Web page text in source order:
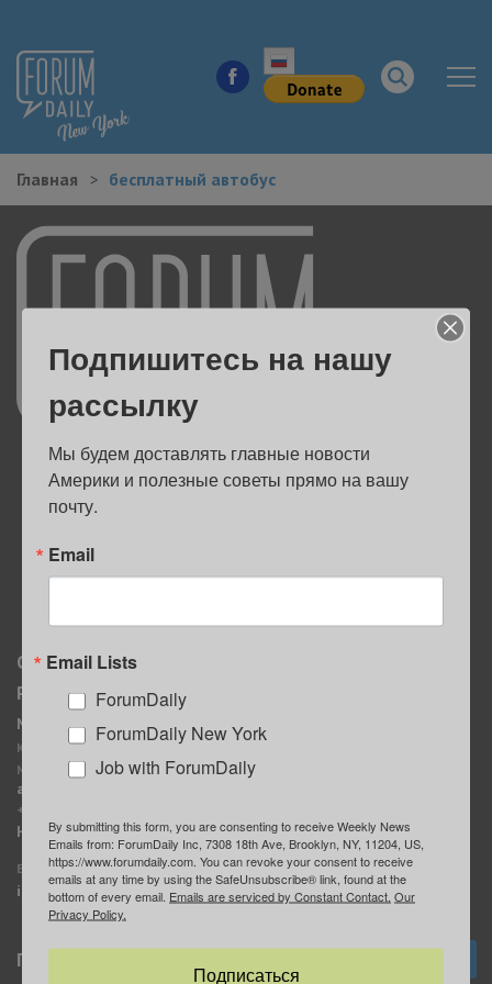
КУДА ПОЙТИ В ГОРОДЕ
ЗДОРОВЬЕ
РАБОТА И БИЗНЕС
ЖИЛЬЕ
ОБРАЗОВАНИЕ
Главная бесплатный автобус
О нас
Реклама
MediaKit
Контактное лицо:
Марина Баранчук
ad@forumdaily.com
+1 347-604-1261
Наши рекламодатели
E-mail редакции:
info@forumdaily.com
Группа “ИЩУ СОВЕТА”
ForumDaily
Подписка
Подпишитесь на нашу
рассылку
Мы будем доставлять главные новости
Америки и полезные советы прямо на вашу
почту.
Email
Email Lists
ForumDaily
ForumDaily New York
Job with ForumDaily
By submitting this form, you are consenting to receive Weekly News
Emails from: ForumDaily Inc, 7308 18th Ave, Brooklyn, NY, 11204, US,
https://www.forumdaily.com. You can revoke your consent to receive
emails at any time by using the SafeUnsubscribe® link, found at the
bottom of every email. Emails are serviced by Constant Contact. Our
Privacy Policy.
Подписаться